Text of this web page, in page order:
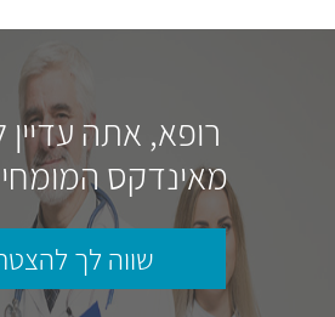
רופא, אתה
מאינדקס
שווה לך